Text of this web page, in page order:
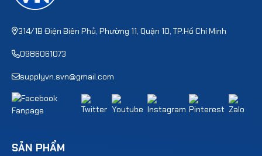
314/1B Điện Biên Phủ, Phường 11, Quận 10, TP.Hồ Chí Minh
0986061073
supplyvn.svn@gmail.com
SẢN PHẨM